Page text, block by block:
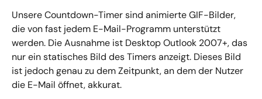
Unsere Countdown-Timer sind animierte GIF-Bilder,
die von fast jedem E-Mail-Programm unterstützt
werden. Die Ausnahme ist Desktop Outlook 2007+, das
nur ein statisches Bild des Timers anzeigt. Dieses Bild
ist jedoch genau zu dem Zeitpunkt, an dem der Nutzer
die E-Mail öffnet, akkurat.